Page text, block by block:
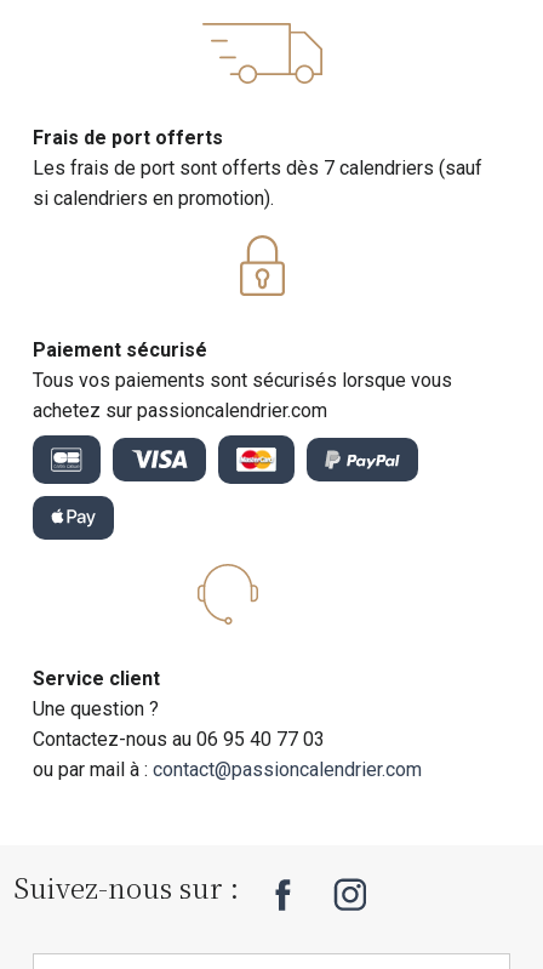
Frais de port offerts
Les frais de port sont offerts dès 7 calendriers (sauf
si calendriers en promotion).
Paiement sécurisé
Tous vos paiements sont sécurisés lorsque vous
achetez sur passioncalendrier.com
Service client
Une question ?
Contactez-nous au 06 95 40 77 03
ou par mail à :contact@passioncalendrier.com
Suivez-nous sur :